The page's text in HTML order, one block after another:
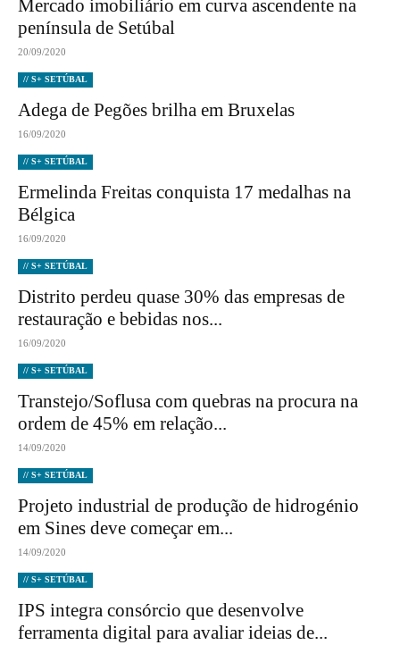
Mercado imobiliário em curva ascendente na
península de Setúbal
20/09/2020
// S+ SETÚBAL
Adega de Pegões brilha em Bruxelas
16/09/2020
// S+ SETÚBAL
Ermelinda Freitas conquista 17 medalhas na
Bélgica
16/09/2020
// S+ SETÚBAL
Distrito perdeu quase 30% das empresas de
restauração e bebidas nos...
16/09/2020
// S+ SETÚBAL
Transtejo/Soflusa com quebras na procura na
ordem de 45% em relação...
14/09/2020
// S+ SETÚBAL
Projeto industrial de produção de hidrogénio
em Sines deve começar em...
14/09/2020
// S+ SETÚBAL
IPS integra consórcio que desenvolve
ferramenta digital para avaliar ideias de...